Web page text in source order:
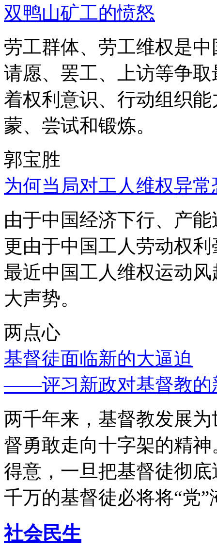
双鸭山矿工的愤怒
劳工群体、劳工维权是
请愿、罢工、上访等争
着权利意识、行动组织
蒙、尝试和锻炼。
郭宝胜
为何当局对工人维权异
由于中国经济下行、产
更由于中国工人劳动权
最近中国工人维权运动
大声势。
两点心
基督徒面临新的大逼迫
——评习新政对基督教的
两千年来，基督教发展
督勇敢走向十字架的精
得意，一旦把基督徒彻
千万的基督徒必将将“党”
社会民生